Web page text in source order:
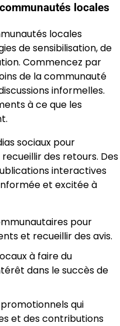
locales
locales
de sensibilisation, de
Commencez par
de la communauté
informelles.
à ce que les
sociaux pour
des retours. Des
interactives
et excitée à
pour
et recueillir des avis.
à faire du
dans le succès de
qui
et des contributions